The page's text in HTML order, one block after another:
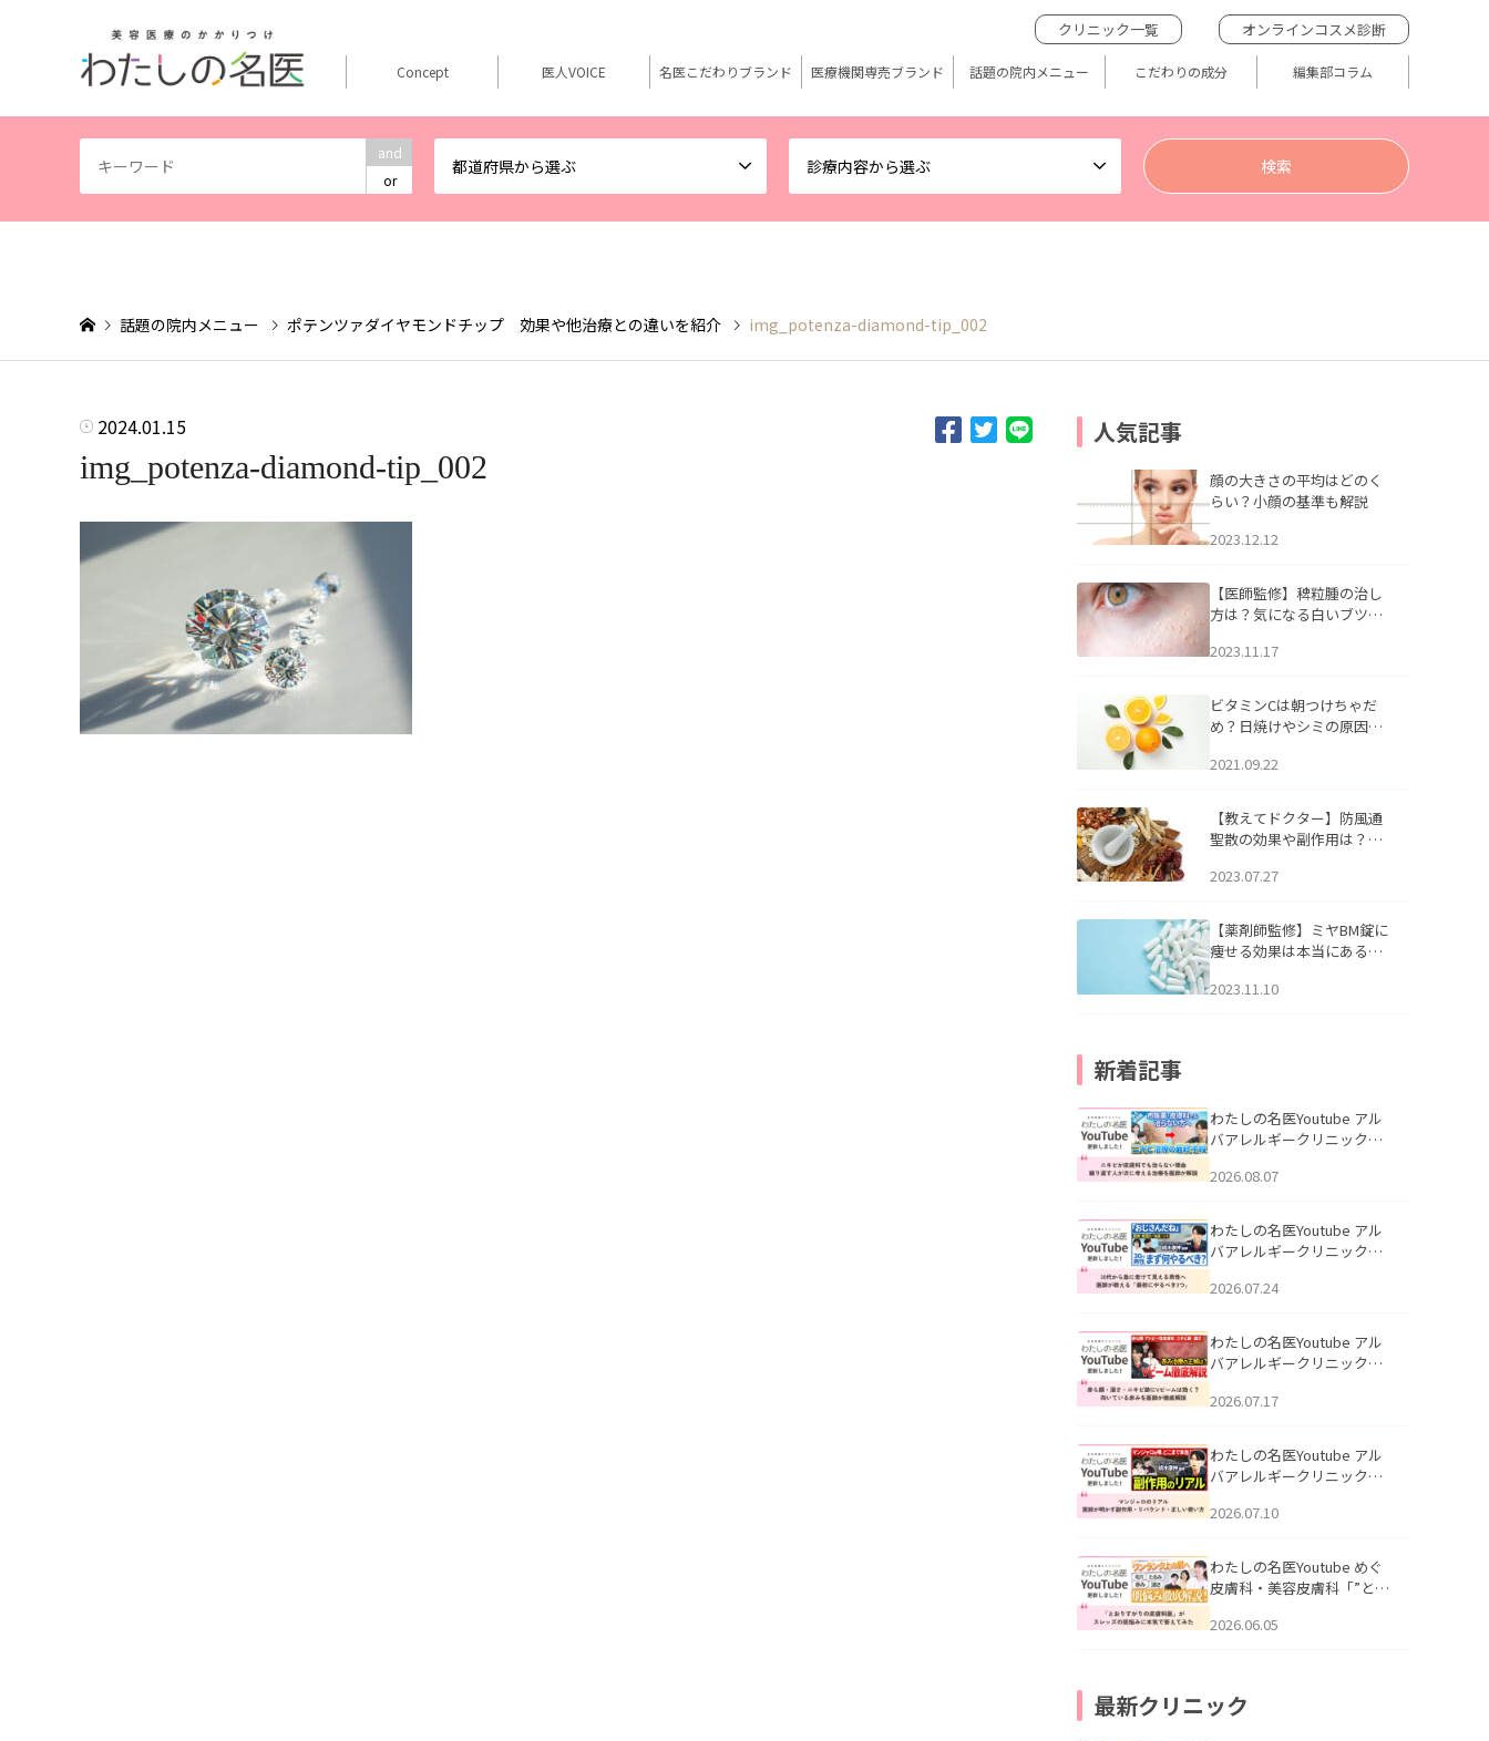
and
or
都道府県から選ぶ 診療内容から選ぶ
クリニック一覧 オンラインコスメ診断
Concept 医人VOICE 名医こだわりブランド 医療機関専売ブランド 話題の院内メニュー こだわりの成分 編集部コラム
話題の院内メニュー ポテンツァダイヤモンドチップ 効果や他治療との違いを紹介 img_potenza-diamond-tip_002
2024.01.15
img_potenza-diamond-tip_002
人気記事
顔の大きさの平均はどのく
らい？小顔の基準も解説
2023.12.12
【医師監修】稗粒腫の治し
方は？気になる白いブツブ
アについて
2023.11.17
ビタミンCは朝つけちゃだ
め？日焼けやシミの原因に
2021.09.22
【教えてドクター】防風通
聖散の効果や副作用は？長
2023.07.27
【薬剤師監修】ミヤBM錠に
痩せる効果は本当にある
2023.11.10
新着記事
わたしの名医Youtube アル
バアレルギークリニック札
らない理由｜繰り返す人が
説」を公開いたしました。
2026.08.07
わたしの名医Youtube アル
バアレルギークリニック札
える男性へ｜医師が教える
公開いたしました。
2026.07.24
わたしの名医Youtube アル
バアレルギークリニック札
跡にVビームは効く？向いて
説」を公開いたしました。
2026.07.17
わたしの名医Youtube アル
バアレルギークリニック札
医師が明かす副作用・リバ
公開いたしました。
2026.07.10
わたしの名医Youtube めぐ
皮膚科・美容皮膚科「”とお
ッズの肌悩みに本気で答え
2026.06.05
最新クリニック